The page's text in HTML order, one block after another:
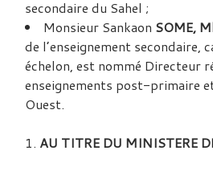
secondaire du Sahel ;
Monsieur Sankaon SOME,
de l’enseignement secondaire,
échelon, est nommé Directeur
enseignements post-primaire
Ouest.
AU TITRE DU MINISTERE